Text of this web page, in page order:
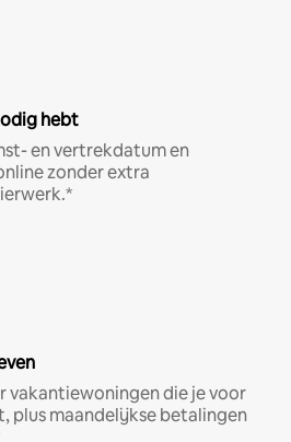
hebt
en vertrekdatum en
zonder extra
vakantiewoningen die je voor
plus maandelijkse betalingen